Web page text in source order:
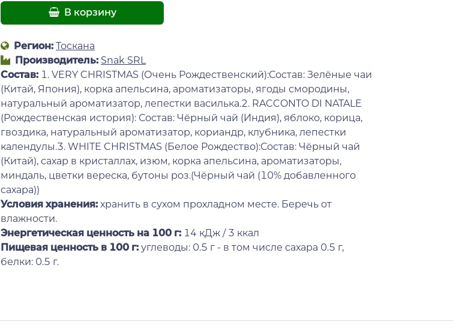
В корзину
Регион: Тоскана
Производитель: Snak SRL
Состав: 1. VERY CHRISTMAS (Очень Рождественский):Состав: Зелёные чаи
(Китай, Япония), корка апельсина, ароматизаторы, ягоды смородины,
натуральный ароматизатор, лепестки василька.2. RACCONTO DI NATALE
(Рождественская история): Состав: Чёрный чай (Индия), яблоко, корица,
гвоздика, натуральный ароматизатор, кориандр, клубника, лепестки
календулы.3. WHITE CHRISTMAS (Белое Рождество):Состав: Чёрный чай
(Китай), сахар в кристаллах, изюм, корка апельсина, ароматизаторы,
миндаль, цветки вереска, бутоны роз.(Чёрный чай (10% добавленного
сахара))
Условия хранения: хранить в сухом прохладном месте. Беречь от
влажности.
Энергетическая ценность на 100 г: 14 кДж / 3 ккал
Пищевая ценность в 100 г: углеводы: 0.5 г - в том числе сахара 0.5 г,
белки: 0.5 г.